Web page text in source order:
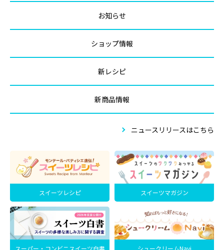
お知らせ
ショップ情報
新レシピ
新商品情報
ニュースリリースはこちら
スイーツレシピ スイーツマガジン